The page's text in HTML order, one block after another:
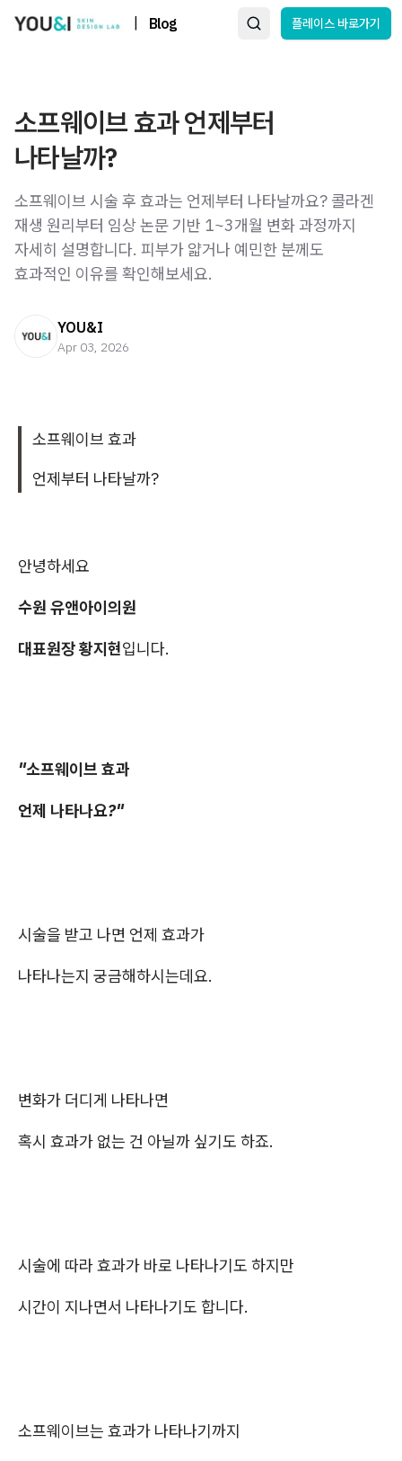
Blog 플레이스 바로가기
소프웨이브 효과 언제부터
나타날까?
소프웨이브 시술 후 효과는 언제부터 나타날까요? 콜라겐
재생 원리부터 임상 논문 기반 1~3개월 변화 과정까지
자세히 설명합니다. 피부가 얇거나 예민한 분께도
효과적인 이유를 확인해보세요.
YOU&I
Apr 03, 2026
소프웨이브 효과
언제부터 나타날까?
안녕하세요
수원 유앤아이의원
대표원장 황지현입니다.
"소프웨이브 효과
언제 나타나요?"
시술을 받고 나면 언제 효과가
나타나는지 궁금해하시는데요.
변화가 더디게 나타나면
혹시 효과가 없는 건 아닐까 싶기도 하죠.
시술에 따라 효과가 바로 나타나기도 하지만
시간이 지나면서 나타나기도 합니다.
소프웨이브는 효과가 나타나기까지